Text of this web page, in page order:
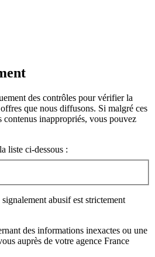
des contrôles pour vérifier la
que nous diffusons. Si malgré ces
contenus inappropriés, vous pouvez
liste ci-dessous :
abusif est strictement
des informations inexactes ou une
auprès de votre agence France